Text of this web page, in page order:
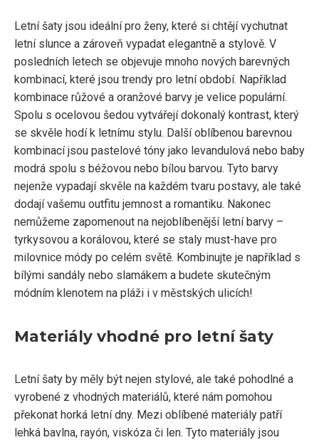
Letní šaty jsou ideální pro ženy, které si chtějí vychutnat
letní slunce a zároveň vypadat elegantně a stylově. V
posledních letech se objevuje mnoho nových barevných
kombinací, které jsou trendy pro letní období. Například
kombinace růžové a oranžové barvy je velice populární.
Spolu s ocelovou šedou vytvářejí dokonalý kontrast, který
se skvěle hodí k letnímu stylu. Další oblíbenou barevnou
kombinací jsou pastelové tóny jako levandulová nebo baby
modrá spolu s béžovou nebo bílou barvou. Tyto barvy
nejenže vypadají skvěle na každém tvaru postavy, ale také
dodají vašemu outfitu jemnost a romantiku. Nakonec
nemůžeme zapomenout na nejoblíbenější letní barvy –
tyrkysovou a korálovou, které se staly must-have pro
milovnice módy po celém světě. Kombinujte je například s
bílými sandály nebo slamákem a budete skutečným
módním klenotem na pláži i v městských ulicích!
Materiály vhodné pro letní šaty
Letní šaty by měly být nejen stylové, ale také pohodlné a
vyrobené z vhodných materiálů, které nám pomohou
překonat horká letní dny. Mezi oblíbené materiály patří
lehká bavlna, rayón, viskóza či len. Tyto materiály jsou